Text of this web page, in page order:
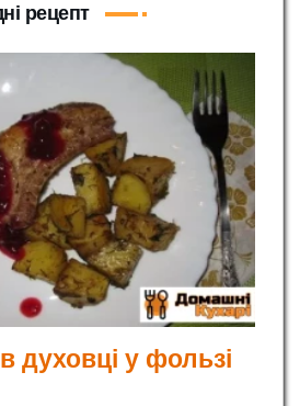
рецепт
духовці у фользі